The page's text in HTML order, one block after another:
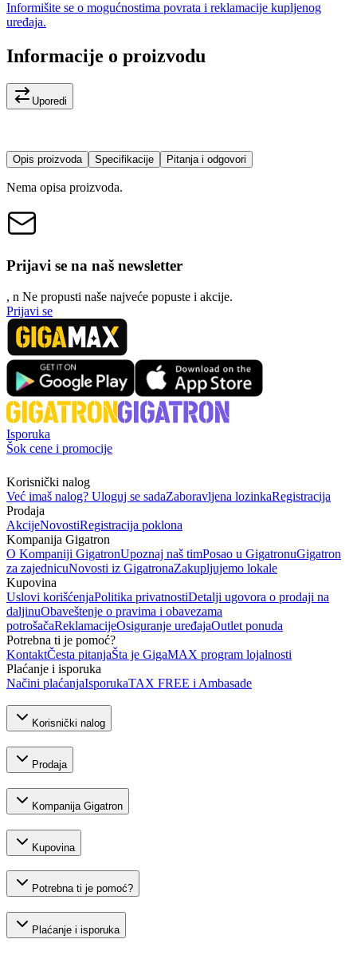
Informišite se o mogućnostima povrata i reklamacije kupljenog
uređaja.
Informacije o proizvodu
Uporedi
Opis proizvoda Specifikacije Pitanja i odgovori
Nema opisa proizvoda.
Prijavi se na naš newsletter
, n Ne propusti naše najveće popuste i akcije.
Prijavi se
Isporuka
Šok cene i promocije
Korisnički nalog
Već imaš nalog? Uloguj se sadaZaboravljena lozinkaRegistracija
Prodaja
AkcijeNovostiRegistracija poklona
Kompanija Gigatron
O Kompaniji GigatronUpoznaj naš timPosao u GigatronuGigatron
za zajednicuNovosti iz GigatronaZakupljujemo lokale
Kupovina
Uslovi korišćenjaPolitika privatnostiDetalji ugovora o prodaji na
daljinuObaveštenje o pravima i obavezama
potrošačaReklamacijeOsiguranje uređajaOutlet ponuda
Potrebna ti je pomoć?
KontaktČesta pitanjaŠta je GigaMAX program lojalnosti
Plaćanje i isporuka
Načini plaćanjaIsporukaTAX FREE i Ambasade
Korisnički nalog
Prodaja
Kompanija Gigatron
Kupovina
Potrebna ti je pomoć?
Plaćanje i isporuka